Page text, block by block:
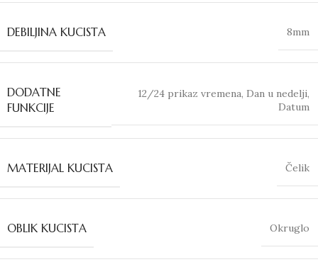
DEBILJINA KUCISTA 8mm
DODATNE
FUNKCIJE
12/24 prikaz vremena, Dan u nedelji,
Datum
MATERIJAL KUCISTA Čelik
OBLIK KUCISTA Okruglo